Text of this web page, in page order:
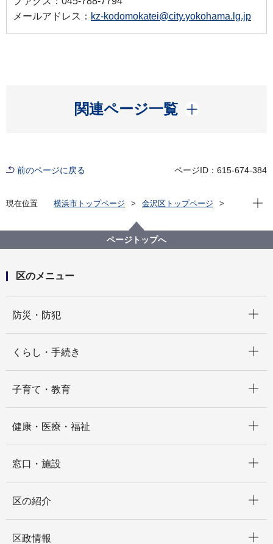
メールアドレス： kz-kodomokatei@city.yokohama.lg.jp
関連ページ一覧
開く
前のページに戻る ページID：615-674-384
現在位置 横浜市トップページ
金沢区トップページ
保育園・認定こども園のパネル展開催について
現在
ページトップへ
区のメニュー
防災・防犯
くらし・手続き
子育て・教育
健康・医療・福祉
窓口・施設
区の紹介
区政情報